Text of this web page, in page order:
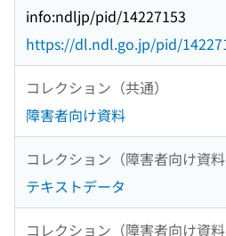
info:ndljp/pid/14227153
https://dl.ndl.go.jp/pid/
コレクション（共通）
障害者向け資料
コレクション（障害者向け資料
テキストデータ
コレクション（障害者向け資料